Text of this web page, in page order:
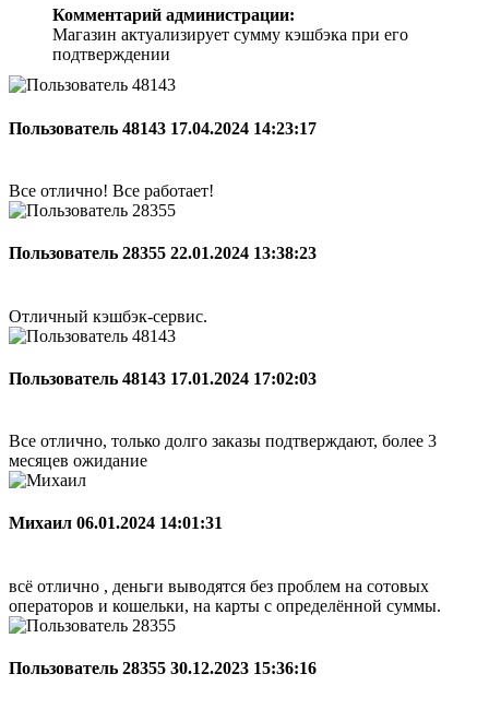
Комментарий администрации:
Магазин актуализирует сумму кэшбэка при его
подтверждении
Пользователь 48143 17.04.2024 14:23:17
Все отлично! Все работает!
Пользователь 28355 22.01.2024 13:38:23
Отличный кэшбэк-сервис.
Пользователь 48143 17.01.2024 17:02:03
Все отлично, только долго заказы подтверждают, более 3
месяцев ожидание
Михаил 06.01.2024 14:01:31
всё отлично , деньги выводятся без проблем на сотовых
операторов и кошельки, на карты с определённой суммы.
Пользователь 28355 30.12.2023 15:36:16